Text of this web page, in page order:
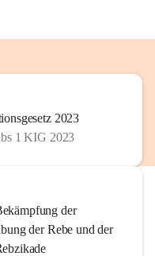
2023
1 KIG 2023
der
der Rebe und der